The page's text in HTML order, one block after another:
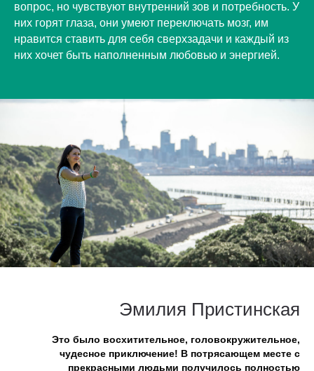
вопрос, но чувствуют внутренний зов и потребность. У
них горят глаза, они умеют переключать мозг, им
нравится ставить для себя сверхзадачи и каждый из
них хочет быть наполненным любовью и энергией.
Эмилия Пристинская
Это было восхитительное, головокружительное,
чудесное приключение! В потрясающем месте с
прекрасными людьми получилось полностью